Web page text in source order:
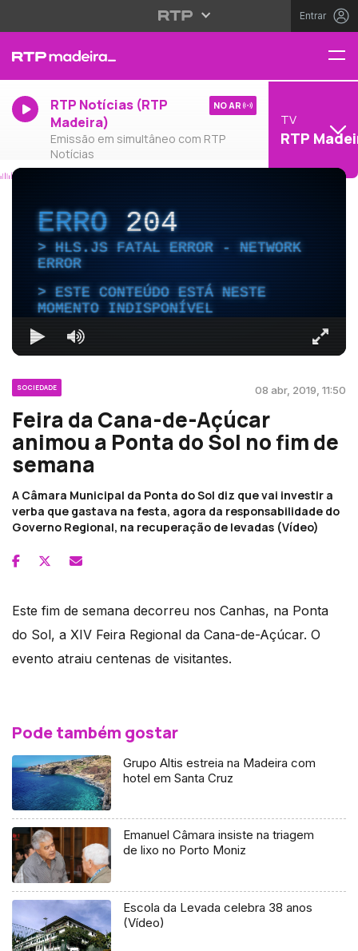
Entrar
RTP Notícias (RTP
Madeira)
Emissão em simultâneo com RTP
Notícias
NO AR
TV
RTP
ERRO204
HLS.JS FATAL ERROR - NETWORK
ERROR
ESTE CONTEÚDO ESTÁ NESTE
MOMENTO INDISPONÍVEL
SOCIEDADE 08 abr, 2019, 11:50
Feira da Cana-de-Açúcar
animou a Ponta do Sol no fim de
semana
A Câmara Municipal da Ponta do Sol diz que vai investir a
verba que gastava na festa, agora da responsabilidade do
Governo Regional, na recuperação de levadas (Vídeo)
Este fim de semana decorreu nos Canhas, na Ponta
do Sol, a XIV Feira Regional da Cana-de-Açúcar. O
evento atraiu centenas de visitantes.
Pode também gostar
Grupo Altis estreia na Madeira com
hotel em Santa Cruz
Emanuel Câmara insiste na triagem
de lixo no Porto Moniz
Escola da Levada celebra 38 anos
(Vídeo)